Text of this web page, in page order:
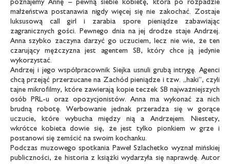
małżeństwa postanawia nigdy więcej się nie zakochać. Zostaje
luksusową call girl i zarabia spore pieniądze zabawiając
zagranicznych gości. Pewnego dnia na jej drodze staje Andrzej.
Anna szybko zaczyna darzyć go uczuciem, lecz nie wie, że ten
czarujący mężczyzna jest agentem SB, który chce ją jedynie
wykorzystać.
Andrzej i jego współpracownik Siejka usnuli grubą intrygę. Agenci
chcą przejąć przerzucane na Zachód pieniądze i tzw. „haki”, czyli
tajne mikrofilmy, które zawierają kopie teczek SB najważniejszych
osób PRL-u oraz opozycjonistów. Anna ma wykonać za nich
brudną robotę. Werbowanie jednak przeradza się w gorące
uczucie, które wybucha między nią a Andrzejem. Niestety,
wkrótce kobieta dowie się, że jest tylko pionkiem w grze i
postanowi się zemścić na swoim kochanku.
Podczas muzowego spotkania Paweł Szlachetko wyznał mińskiej
publiczności, że historia z książki wydarzyła się naprawdę. Autor